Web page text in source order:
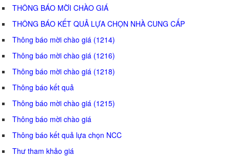
THÔNG BÁO MỜI CHÀO GIÁ
THÔNG BÁO KẾT QUẢ LỰA CHỌN NHÀ CUNG CẤP
Thông báo mời chào giá (1214)
Thông báo mời chào giá (1216)
Thông báo mời chào giá (1218)
Thông báo kết quả
Thông báo mời chào giá (1215)
Thông báo mời chào giá
Thông báo kết quả lựa chọn NCC
Thư tham khảo giá